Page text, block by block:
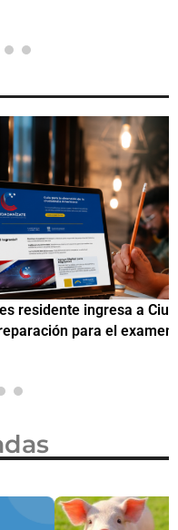
el curso gratuito
naturalización en EUA